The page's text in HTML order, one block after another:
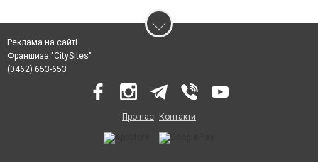
Реклама на сайті
Франшиза "CitySites"
(0462) 653-653
Про нас Контакти